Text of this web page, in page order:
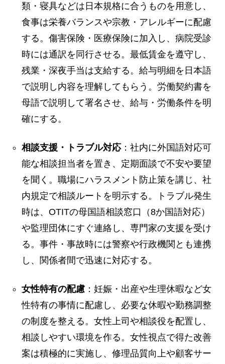
類・寝具などは日本規格に合うものを用意し、
食事は栄養バランスや宗教・アレルギーに配慮
する。傷害保険・医療保険に加入し、病院受診
時には通訳を同行させる。最低賃金を遵守し、
残業・深夜手当は支給する。給与明細を日本語
で説明し内容を理解してもらう。労働契約書を
母語で説明して署名させ、給与・労働条件を明
確にする。
相談支援・トラブル対応：社内に外国語対応可
能な相談担当者を置き、定期面談で不安や要望
を聞く。職場にハラスメント防止策を講じ、社
内規定で相談ルートを明示する。トラブル発生
時は、OTITの母国語相談窓口（8か国語対応）
や監理団体にすぐ連絡し、専門家の支援を受け
る。事件・事故時には警察や行政機関とも連携
し、関係者間で迅速に対応する。
女性特有の配慮 ：妊娠・出産や生理休暇など女
性特有の事情に配慮し、必要な休暇や勤務調整
の制度を整える。女性上司や相談役を配置し、
相談しやすい環境を作る。女性視点で得た改善
案は積極的に実施し、修理品質向上や顧客サー